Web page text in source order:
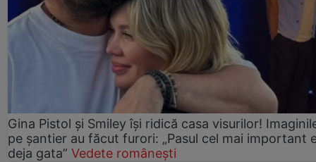
Gina Pistol și Smiley își ridică casa visurilor!
pe șantier au făcut furori: „Pasul cel mai important
deja gata” Vedete românești